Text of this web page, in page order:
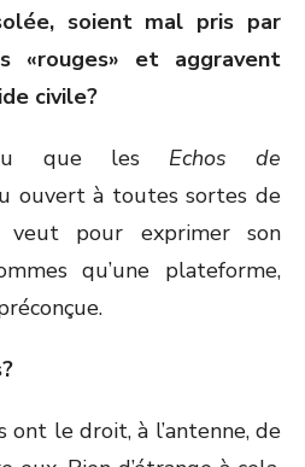
soient mal pris par
«rouges» et aggravent
civile?
que les Echos de
ouvert à toutes sortes de
veut pour exprimer son
qu’une plateforme,
ont le droit, à l’antenne, de